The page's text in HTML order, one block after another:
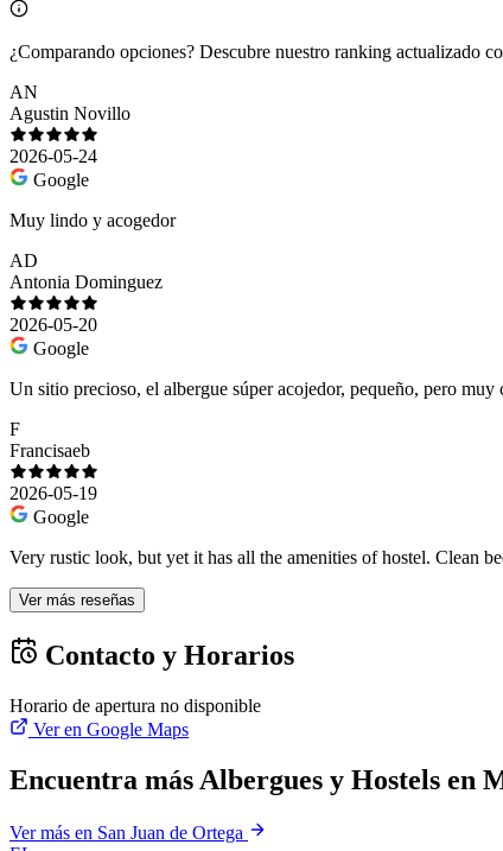
¿Comparando opciones? Descubre nuestro ranking actualizado
AN
Agustin Novillo
2026-05-24
Google
Muy lindo y acogedor
AD
Antonia Dominguez
2026-05-20
Google
Un sitio precioso, el albergue súper acojedor, pequeño, pero
F
Francisaeb
2026-05-19
Google
Very rustic look, but yet it has all the amenities of hostel. Clean
Ver más reseñas
Contacto y Horarios
Horario de apertura no disponible
Ver en Google Maps
Encuentra más Albergues y Hostels en
Ver más en San Juan de Ortega